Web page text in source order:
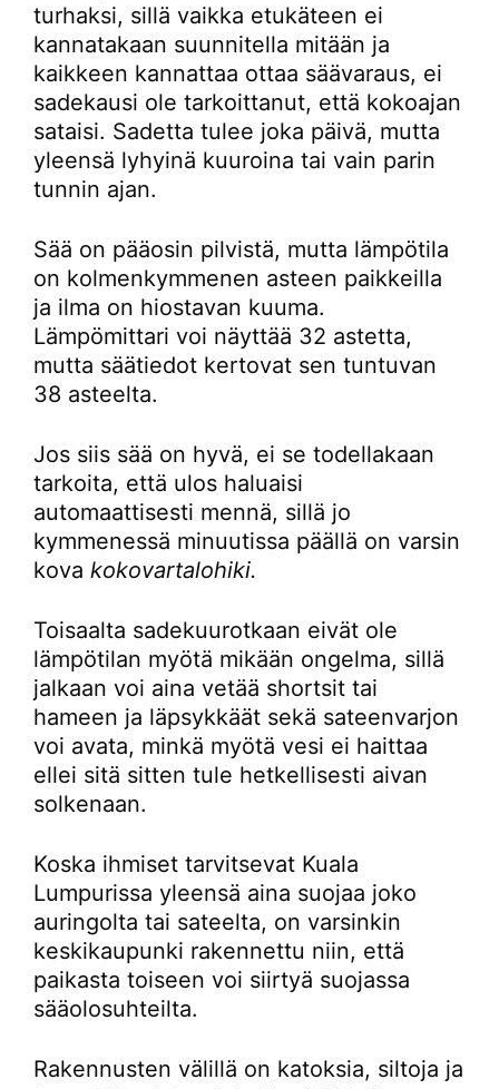
turhaksi, sillä vaikka etukäteen ei
kannatakaan suunnitella mitään ja
kaikkeen kannattaa ottaa säävaraus, ei
sadekausi ole tarkoittanut, että kokoajan
sataisi. Sadetta tulee joka päivä, mutta
yleensä lyhyinä kuuroina tai vain parin
tunnin ajan.
Sää on pääosin pilvistä, mutta lämpötila
on kolmenkymmenen asteen paikkeilla
ja ilma on hiostavan kuuma.
Lämpömittari voi näyttää 32 astetta,
mutta säätiedot kertovat sen tuntuvan
38 asteelta.
Jos siis sää on hyvä, ei se todellakaan
tarkoita, että ulos haluaisi
automaattisesti mennä, sillä jo
kymmenessä minuutissa päällä on varsin
kova kokovartalohiki.
Toisaalta sadekuurotkaan eivät ole
lämpötilan myötä mikään ongelma, sillä
jalkaan voi aina vetää shortsit tai
hameen ja läpsykkäät sekä sateenvarjon
voi avata, minkä myötä vesi ei haittaa
ellei sitä sitten tule hetkellisesti aivan
solkenaan.
Koska ihmiset tarvitsevat Kuala
Lumpurissa yleensä aina suojaa joko
auringolta tai sateelta, on varsinkin
keskikaupunki rakennettu niin, että
paikasta toiseen voi siirtyä suojassa
sääolosuhteilta.
Rakennusten välillä on katoksia, siltoja ja